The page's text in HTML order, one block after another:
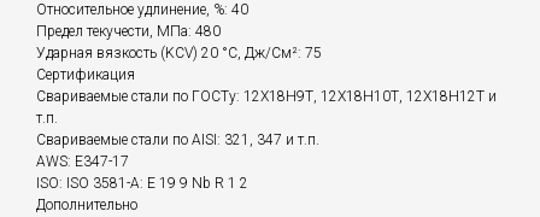
Относительное удлинение, %: 40
Предел текучести, МПа: 480
Ударная вязкость (KCV) 20 °C, Дж/См²: 75
Сертификация
Свариваемые стали по ГОСТу: 12Х18Н9Т, 12Х18Н10Т, 12Х18Н12Т и
т.п.
Свариваемые стали по AISI: 321, 347 и т.п.
AWS: E347-17
ISO: ISO 3581-A: E 19 9 Nb R 1 2
Дополнительно